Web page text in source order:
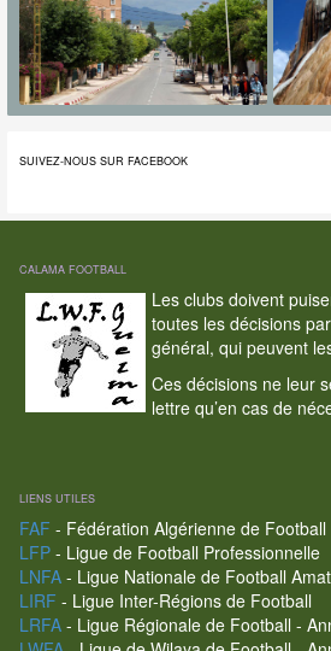
SUIVEZ-NOUS SUR FACEBOOK
CALAMA FOOTBALL
Les clubs doivent
toutes les décisions
général, qui peuvent
Ces décisions ne leur
lettre qu’en cas de
LIENS UTILES
FAF - Fédération Algérienne de Football
LFP- Ligue de Football Professionnelle
LNFA- Ligue Nationale de Football
LIRF - Ligue Inter-Régions de Football
LRFA- Ligue Régionale de Football -